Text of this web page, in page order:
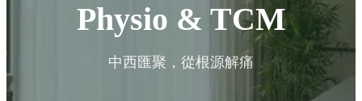
Physio & TCM
中西匯聚，從根源解痛